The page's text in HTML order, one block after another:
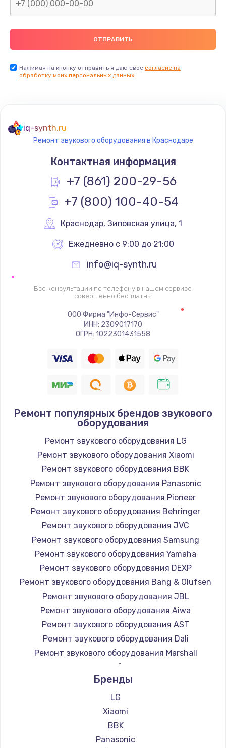
Нажимая на кнопку отправить я даю свое согласие на
обработку моих персональных данных.
iq-synth.ru
Ремонт звукового оборудования в Краснодаре
Контактная информация
+7 (861) 200-29-56
+7 (800) 100-40-54
Краснодар, Зиповская улица, 1
Ежедневно с 9:00 до 21:00
info@iq-synth.ru
Все консультации по телефону в нашем сервисе
совершенно бесплатны
ООО Фирма "Инфо-Сервис"
ИНН: 2309017170
ОГРН: 1022301431558
Ремонт популярных брендов звукового
оборудования
Ремонт звукового оборудования LG
Ремонт звукового оборудования Xiaomi
Ремонт звукового оборудования BBK
Ремонт звукового оборудования Panasonic
Ремонт звукового оборудования Pioneer
Ремонт звукового оборудования Behringer
Ремонт звукового оборудования JVC
Ремонт звукового оборудования Samsung
Ремонт звукового оборудования Yamaha
Ремонт звукового оборудования DEXP
Ремонт звукового оборудования Bang & Olufsen
Ремонт звукового оборудования JBL
Ремонт звукового оборудования Aiwa
Ремонт звукового оборудования AST
Ремонт звукового оборудования Dali
Ремонт звукового оборудования Marshall
Ремонт звукового оборудования Supra
Бренды
LG
Xiaomi
BBK
Panasonic